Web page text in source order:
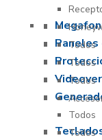
Paneles
Todos
Todos
Todos
Todos
Todos